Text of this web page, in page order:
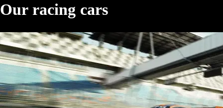
Our racing cars